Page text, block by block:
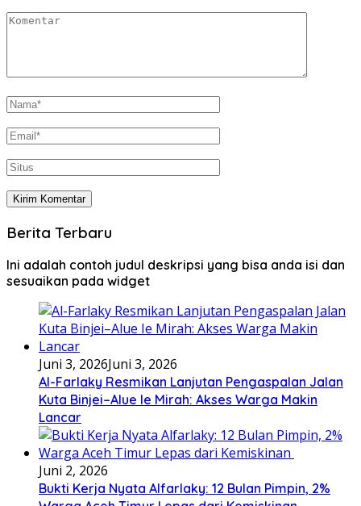
Berita Terbaru
Ini adalah contoh judul deskripsi yang bisa anda isi dan
sesuaikan pada widget
Juni 3, 2026Juni 3, 2026
Al-Farlaky Resmikan Lanjutan Pengaspalan Jalan
Kuta Binjei–Alue Ie Mirah: Akses Warga Makin
Lancar
Juni 2, 2026
Bukti Kerja Nyata Alfarlaky: 12 Bulan Pimpin, 2%